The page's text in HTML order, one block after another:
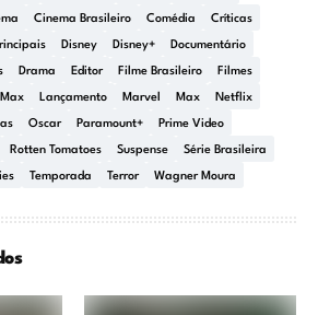
Cinema Brasileiro Comédia Críticas
Disney Disney+ Documentário
Drama Editor Filme Brasileiro Filmes
Max Lançamento Marvel Max Netflix
Oscar Paramount+ Prime Video
Rotten Tomatoes Suspense Série Brasileira
Temporada Terror Wagner Moura